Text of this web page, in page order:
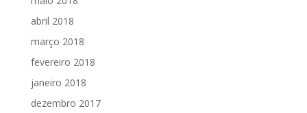
abril 2018
março 2018
fevereiro 2018
janeiro 2018
dezembro 2017